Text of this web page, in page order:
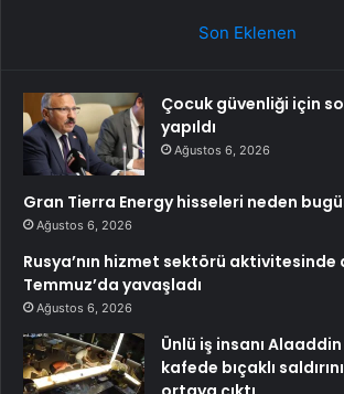
Son Eklenen
Çocuk güvenliği için
yapıldı
Ağustos 6, 2026
Gran Tierra Energy hisseleri neden
Ağustos 6, 2026
Rusya’nın hizmet sektörü aktivitesinde
Temmuz’da yavaşladı
Ağustos 6, 2026
Ünlü iş insanı Alaaddin
kafede bıçaklı